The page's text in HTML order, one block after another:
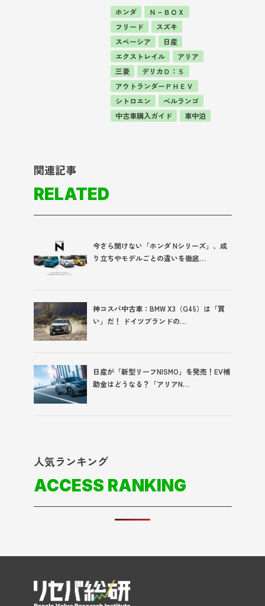
ホンダ
Ｎ－ＢＯＸ
フリード
スズキ
スペーシア
日産
エクストレイル
アリア
三菱
デリカＤ：５
アウトランダーＰＨＥＶ
シトロエン
ベルランゴ
中古車購入ガイド
車中泊
関連記事
RELATED
今さら聞けない「ホンダ Nシリーズ」、成
り立ちやモデルごとの違いを徹底…
神コスパ中古車：BMW X3（G45）は「買
い」だ！ ドイツブランドの…
日産が「新型リーフNISMO」を発売！EV補
助金はどうなる？「アリアN…
人気ランキング
ACCESS RANKING